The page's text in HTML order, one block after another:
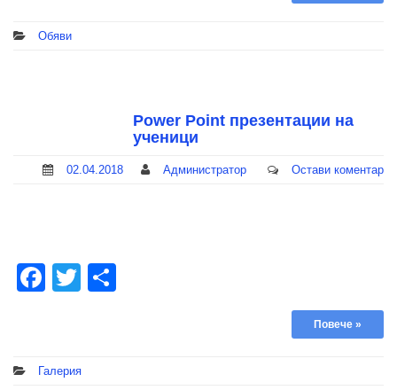
Обяви
Power Point презентации на
ученици
02.04.2018 Администратор Остави коментар
Facebook
Twitter
Повече »
Галерия